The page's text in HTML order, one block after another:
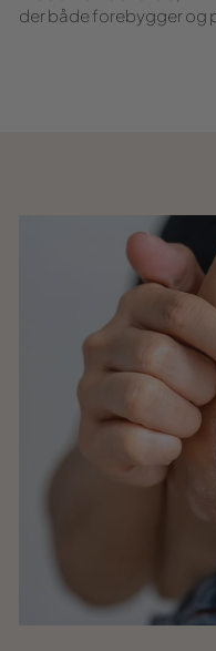
der både forebygger og